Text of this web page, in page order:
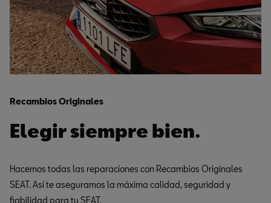
Recambios Originales
Elegir siempre bien.
Hacemos todas las reparaciones con Recambios Originales
SEAT. Así te aseguramos la máxima calidad, seguridad y
fiabilidad para tu SEAT.